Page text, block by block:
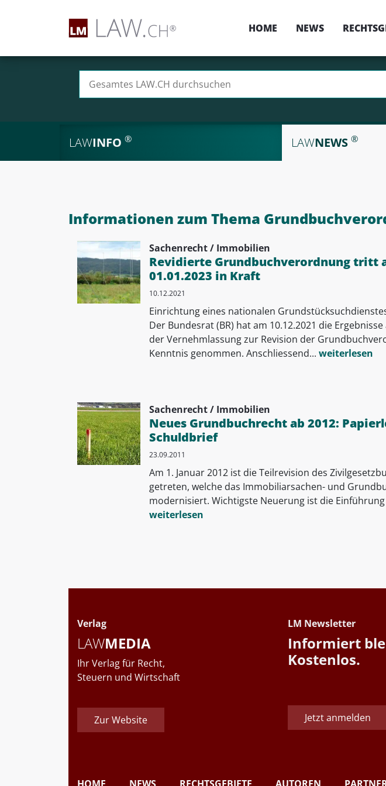
HOME NEWS
LAWINFO ® LAWNEWS ®
Informationen zum Thema
Sachenrecht / Immobilien
Revidierte Grundbuchverordnung tritt
01.01.2023 in Kraft
10.12.2021
Einrichtung eines nationalen
Der Bundesrat (BR) hat am 10.12.2021 die Ergebnisse
der Vernehmlassung zur Revision der
Kenntnis genommen. Anschliessend... weiterlesen
Sachenrecht / Immobilien
Neues Grundbuchrecht ab 2012:
Schuldbrief
23.09.2011
Am 1. Januar 2012 ist die Teilrevision des
getreten, welche das Immobiliarsachen- und
modernisiert. Wichtigste Neuerung ist die Einführung
weiterlesen
Verlag
LAWMEDIA
Ihr Verlag für Recht,
Steuern und Wirtschaft
Zur Website
LM Newsletter
Informiert
Kostenlos.
Jetzt anmelden